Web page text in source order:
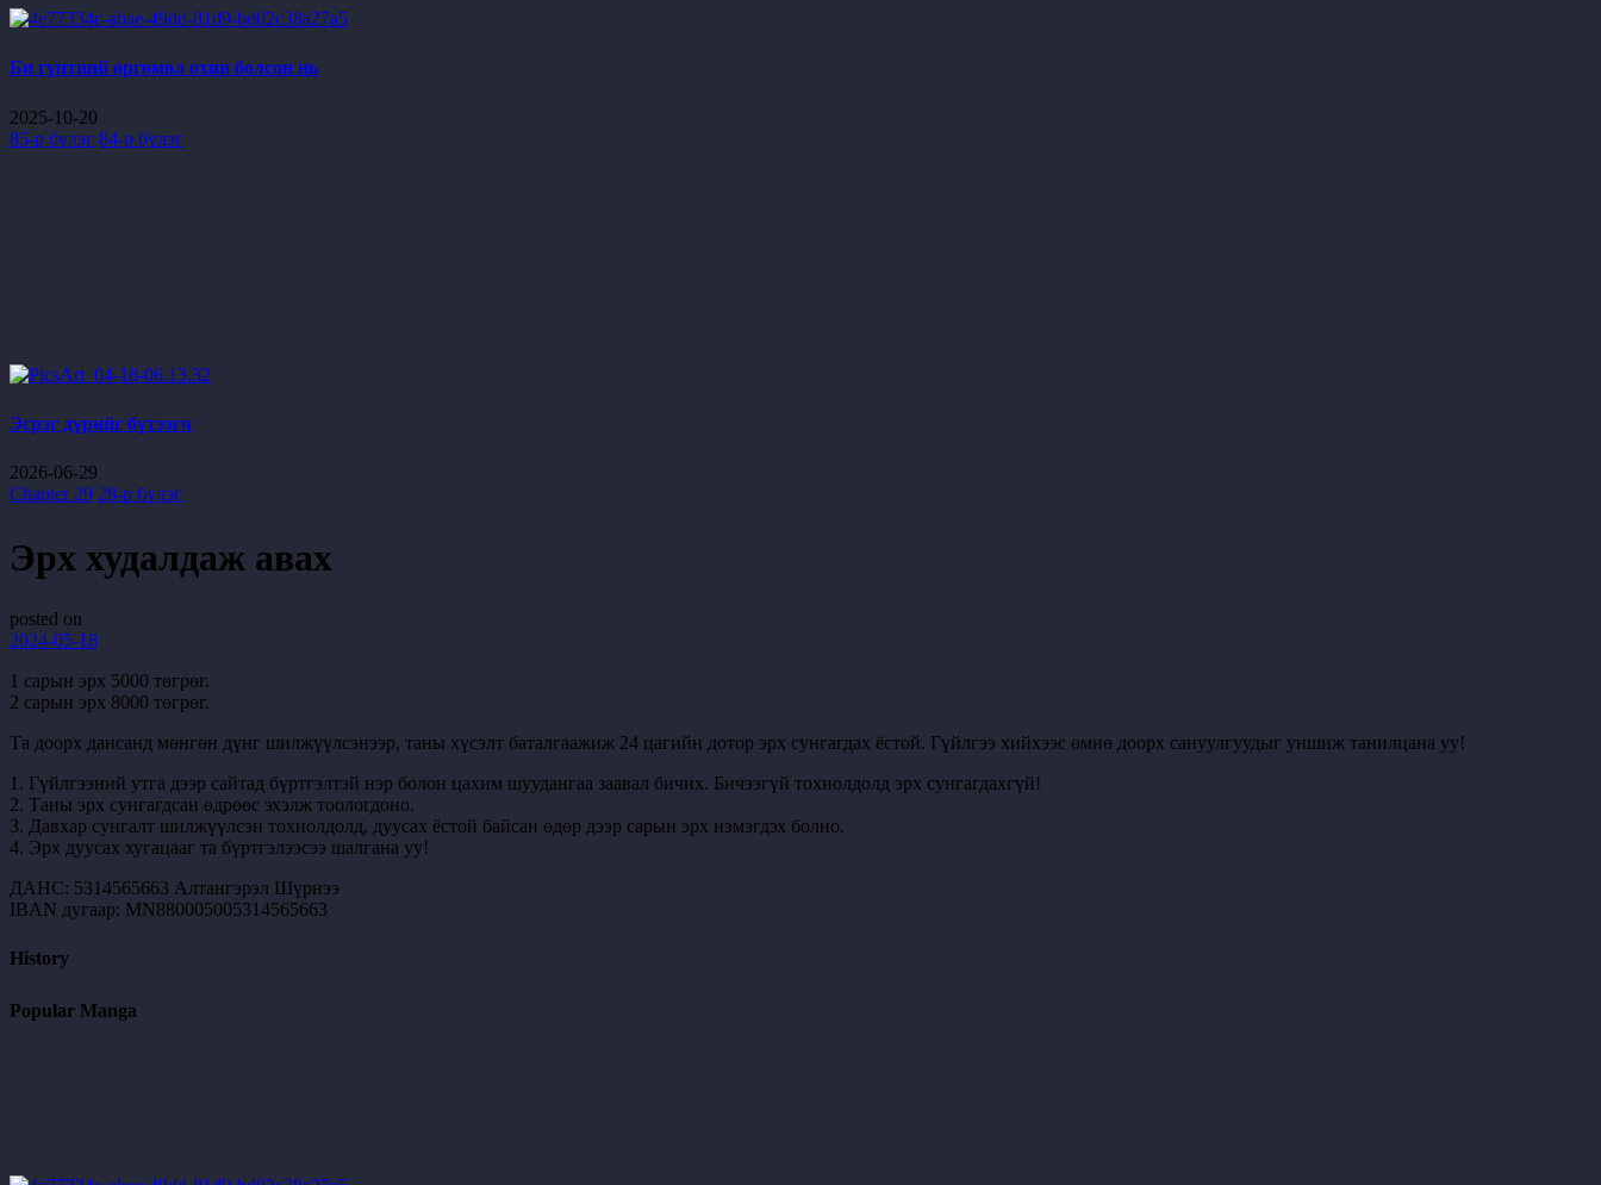
Би гүнтний өргөмөл охин болсон нь
2025-10-20
85-р бүлэг 84-р бүлэг
Эсрэг дүрийг бүтээгч
2026-06-29
Chapter 29 28-р бүлэг
Эрх худалдаж авах
posted on
2024-05-18
1 сарын эрх 5000 төгрөг.
2 сарын эрх 8000 төгрөг.
Та доорх дансанд мөнгөн дүнг шилжүүлсэнээр, таны хүсэлт баталгаажиж 24 цагийн дотор эрх сунгагдах ёстой. Гүйлгээ хийхээс өмнө доорх сануулгуудыг уншиж танилцана уу!
1. Гүйлгээний утга дээр сайтад бүртгэлтэй нэр болон цахим шуудангаа заавал бичих. Бичээгүй тохиолдолд эрх сунгагдахгүй!
2. Таны эрх сунгагдсан өдрөөс эхэлж тоологдоно.
3. Давхар сунгалт шилжүүлсэн тохиолдолд, дуусах ёстой байсан өдөр дээр сарын эрх нэмэгдэх болно.
4. Эрх дуусах хугацааг та бүртгэлээсээ шалгана уу!
ДАНС: 5314565663 Алтангэрэл Шүрнээ
IBAN дугаар: MN880005005314565663
History
Popular Manga